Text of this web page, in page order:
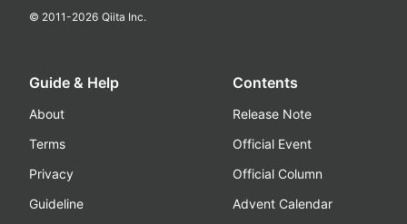
© 2011-2026 Qiita Inc.
Guide & Help
About
Terms
Privacy
Guideline
Contents
Release Note
Official Event
Official Column
Advent Calendar